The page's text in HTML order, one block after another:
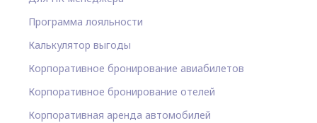
Программа лояльности
Калькулятор выгоды
Корпоративное бронирование авиабилетов
Корпоративное бронирование отелей
Корпоративная аренда автомобилей